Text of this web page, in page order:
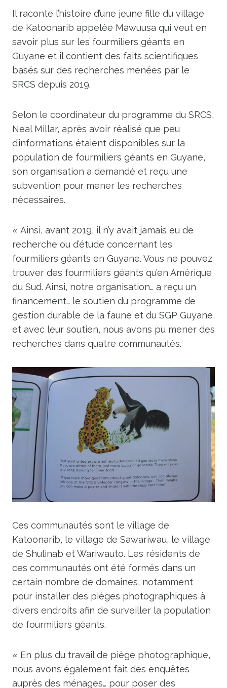
Il raconte l’histoire d’une jeune fille du village
de Katoonarib appelée Mawuusa qui veut en
savoir plus sur les fourmiliers géants en
Guyane et il contient des faits scientifiques
basés sur des recherches menées par le
SRCS depuis 2019.
Selon le coordinateur du programme du SRCS,
Neal Millar, après avoir réalisé que peu
d’informations étaient disponibles sur la
population de fourmiliers géants en Guyane,
son organisation a demandé et reçu une
subvention pour mener les recherches
nécessaires.
« Ainsi, avant 2019, il n’y avait jamais eu de
recherche ou d’étude concernant les
fourmiliers géants en Guyane. Vous ne pouvez
trouver des fourmiliers géants qu’en Amérique
du Sud. Ainsi, notre organisation… a reçu un
financement… le soutien du programme de
gestion durable de la faune et du SGP Guyane,
et avec leur soutien, nous avons pu mener des
recherches dans quatre communautés.
Ces communautés sont le village de
Katoonarib, le village de Sawariwau, le village
de Shulinab et Wariwauto. Les résidents de
ces communautés ont été formés dans un
certain nombre de domaines, notamment
pour installer des pièges photographiques à
divers endroits afin de surveiller la population
de fourmiliers géants.
« En plus du travail de piège photographique,
nous avons également fait des enquêtes
auprès des ménages… pour poser des